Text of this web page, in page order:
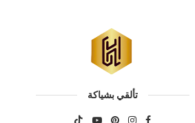
تألقي بشياكة